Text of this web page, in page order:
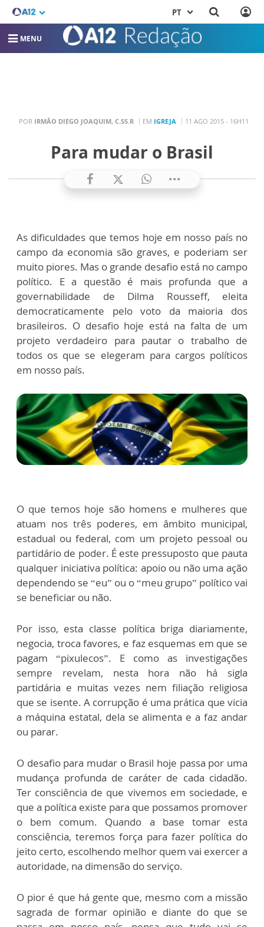
PT
MENU
POR IRMÃO DIEGO JOAQUIM, C.SS.R EM IGREJA 11 AGO 2015 - 16H11
Para mudar o Brasil
As dificuldades que temos hoje em nosso país no
campo da economia são graves, e poderiam ser
muito piores. Mas o grande desafio está no campo
político. E a questão é mais profunda que a
governabilidade de Dilma Rousseff, eleita
democraticamente pelo voto da maioria dos
brasileiros. O desafio hoje está na falta de um
projeto verdadeiro para pautar o trabalho de
todos os que se elegeram para cargos políticos
em nosso país.
O que temos hoje são homens e mulheres que
atuam nos três poderes, em âmbito municipal,
estadual ou federal, com um projeto pessoal ou
partidário de poder. É este pressuposto que pauta
qualquer iniciativa política: apoio ou não uma ação
dependendo se “eu” ou o “meu grupo” político vai
se beneficiar ou não.
Por isso, esta classe política briga diariamente,
negocia, troca favores, e faz esquemas em que se
pagam “pixulecos”. E como as investigações
sempre revelam, nesta hora não há sigla
partidária e muitas vezes nem filiação religiosa
que se isente. A corrupção é uma prática que vicia
a máquina estatal, dela se alimenta e a faz andar
ou parar.
O desafio para mudar o Brasil hoje passa por uma
mudança profunda de caráter de cada cidadão.
Ter consciência de que vivemos em sociedade, e
que a política existe para que possamos promover
o bem comum. Quando a base tomar esta
consciência, teremos força para fazer política do
jeito certo, escolhendo melhor quem vai exercer a
autoridade, na dimensão do serviço.
O pior é que há gente que, mesmo com a missão
sagrada de formar opinião e diante do que se